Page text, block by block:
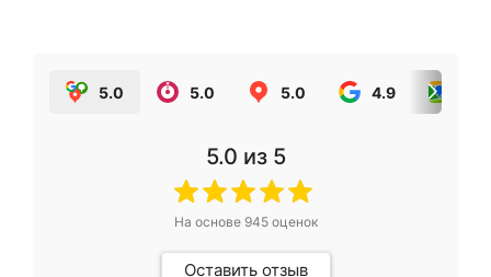
5.0 5.0 5.0 4.9
5.0 из 5
На основе 945оценок
Оставить отзыв